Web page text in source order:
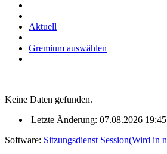
Aktuell
Gremium auswählen
Keine Daten gefunden.
Letzte Änderung: 07.08.2026
Software: Sitzungsdienst Session(Wird in